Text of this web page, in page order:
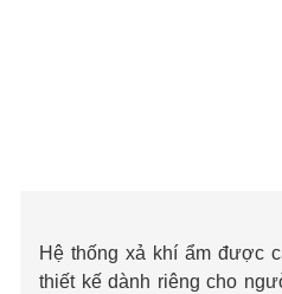
Hệ thống xả khí ẩm được
thiết kế dành riêng cho